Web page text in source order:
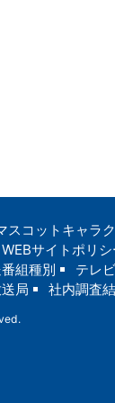
スコットキャラ
WEBサイトポリシ
組種別 テレ
局 社内調査